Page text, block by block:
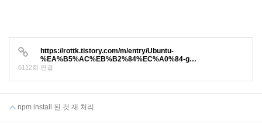
https://rottk.tistory.com/m/entry/Ubuntu-
%EA%B5%AC%EB%B2%84%EC%A0%84-g…
6112회 연결
npm install 된 것 재 처리